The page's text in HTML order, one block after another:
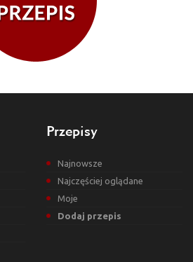
Przepisy
Najnowsze
Najczęściej oglądane
Moje
Dodaj przepis